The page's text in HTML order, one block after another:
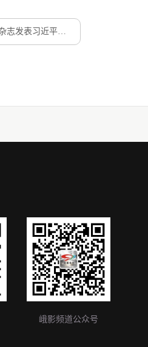
《求是》杂志发表习近平总书记重要文章《纵深推进全国统一大市场建设》
峨影频道公众号